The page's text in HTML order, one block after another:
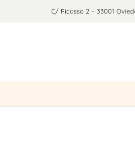
C/ Picasso 2 – 33001